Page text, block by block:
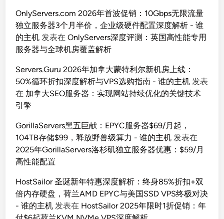
OnlyServers.com 2026年首波促销：10Gbps无限流量
独立服务器3个月半价，企业级硬件配置深度解析 - 谁
的主机 发表在OnlyServers深度评测：英国高性能专用
服务器与全球机房覆盖解析
Servers.Guru 2026年加拿大蒙特利尔新机房上线：
50%循环折扣深度解析与VPS选购指南 - 谁的主机 发表
在 加拿大SEO服务器：实现网站持续优化的关键技术
引擎
GorillaServers黑五巨献：EPYC服务器$69/月起，
104TB存储$99，释放野兽级算力 - 谁的主机 发表在
2025年GorillaServers洛杉矶独立服务器优惠：$59/月
高性能配置
HostSailor 圣诞新年特惠深度解析：终身85%折扣+双
倍内存硬盘，荷兰AMD EPYC与美国SSD VPS终极对决
- 谁的主机 发表在 HostSailor 2025年限时1折促销：年